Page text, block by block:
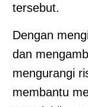
tersebut.
Dengan
dan
mengurangi
membantu